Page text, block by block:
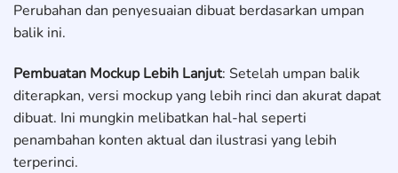
Perubahan dan penyesuaian dibuat berdasarkan umpan
balik ini.
Pembuatan Mockup Lebih Lanjut: Setelah umpan balik
diterapkan, versi mockup yang lebih rinci dan akurat dapat
dibuat. Ini mungkin melibatkan hal-hal seperti
penambahan konten aktual dan ilustrasi yang lebih
terperinci.